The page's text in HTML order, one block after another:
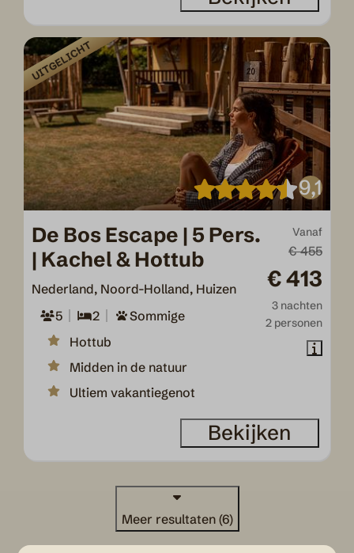
UITGELICHT
9,1
Vanaf
€ 455
€ 413
3 nachten
2 personen
De Bos Escape | 5 Pers.
| Kachel & Hottub
Nederland, Noord-Holland, Huizen
5
2
Sommige
Hottub
Midden in de natuur
Ultiem vakantiegenot
Bekijken
Meer resultaten (6)